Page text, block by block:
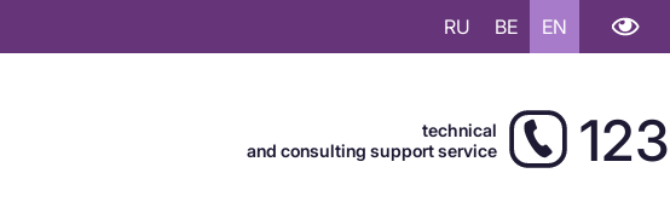
RU BE EN
technical
and consulting support service
123